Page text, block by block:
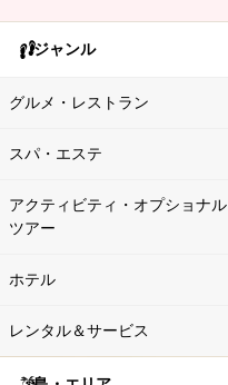
ジャンル
グルメ・レストラン
スパ・エステ
アクティビティ・オプショナル
ツアー
ホテル
レンタル＆サービス